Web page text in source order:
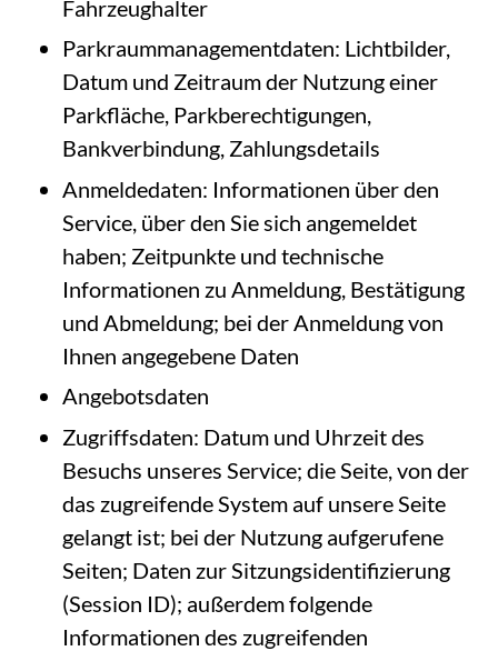
Fahrzeughalter
Parkraummanagementdaten: Lichtbilder,
Datum und Zeitraum der Nutzung einer
Parkfläche, Parkberechtigungen,
Bankverbindung, Zahlungsdetails
Anmeldedaten: Informationen über den
Service, über den Sie sich angemeldet
haben; Zeitpunkte und technische
Informationen zu Anmeldung, Bestätigung
und Abmeldung; bei der Anmeldung von
Ihnen angegebene Daten
Angebotsdaten
Zugriffsdaten: Datum und Uhrzeit des
Besuchs unseres Service; die Seite, von der
das zugreifende System auf unsere Seite
gelangt ist; bei der Nutzung aufgerufene
Seiten; Daten zur Sitzungsidentifizierung
(Session ID); außerdem folgende
Informationen des zugreifenden